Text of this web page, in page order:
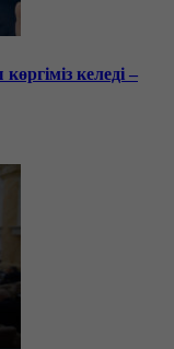
келеді –